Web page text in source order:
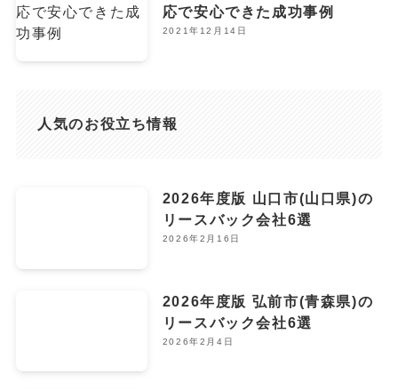
応で安心できた成功事例
2021年12月14日
人気のお役立ち情報
2026年度版 山口市(山口県)の
リースバック会社6選
2026年2月16日
2026年度版 弘前市(青森県)の
リースバック会社6選
2026年2月4日